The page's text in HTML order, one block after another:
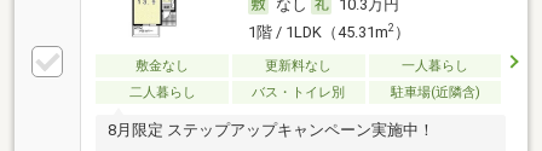
なし
10.3万円
1階 / 1LDK（45.31m2）
敷金なし 更新料なし
一人暮らし
二人暮らし
バス・トイレ別 駐車場(近隣含)
8月限定 ステップアップキャンペーン実施中！